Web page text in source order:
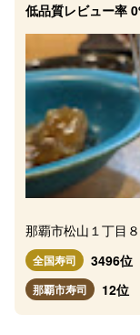
低品質レビュー率
那覇市松山１丁目
全国寿司
3496位
那覇市寿司 12位